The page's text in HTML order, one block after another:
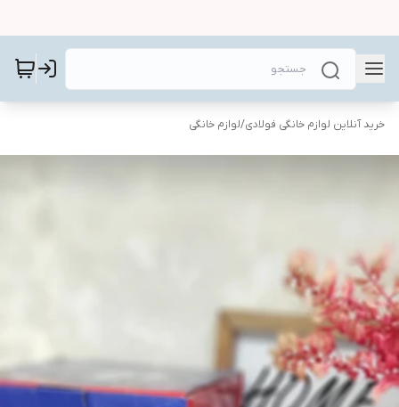
خرید آنلاین لوازم خانگی فولادی/لوازم خانگی